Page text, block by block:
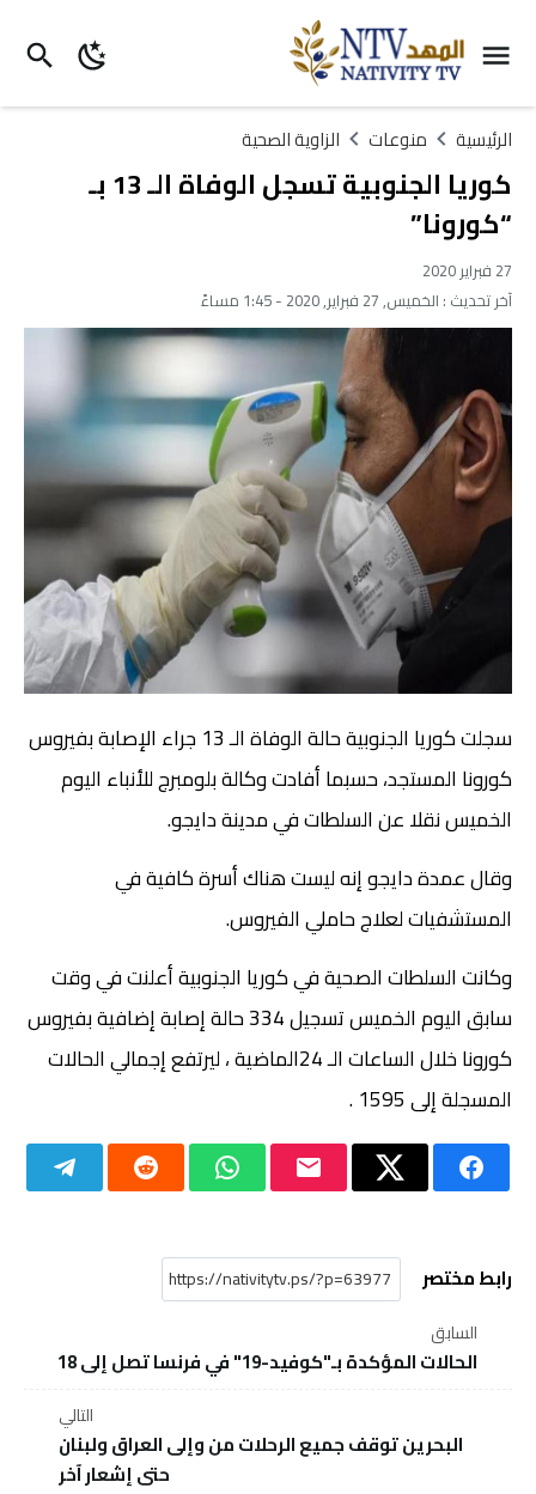
الرئيسية منوعات الزاوية الصحية
كوريا الجنوبية تسجل الوفاة الـ 13 بـ
“كورونا”
27 فبراير 2020
آخر تحديث : الخميس, 27 فبراير, 2020 - 1:45 مساءً
سجلت كوريا الجنوبية حالة الوفاة الـ 13 جراء الإصابة بفيروس
كورونا المستجد، حسبما أفادت وكالة بلومبرج للأنباء اليوم
الخميس نقلا عن السلطات في مدينة دايجو.
وقال عمدة دايجو إنه ليست هناك أسرة كافية في
المستشفيات لعلاج حاملي الفيروس.
وكانت السلطات الصحية في كوريا الجنوبية أعلنت في وقت
سابق اليوم الخميس تسجيل 334 حالة إصابة إضافية بفيروس
كورونا خلال الساعات الـ 24الماضية ، ليرتفع إجمالي الحالات
المسجلة إلى 1595 .
رابط مختصر
السابق
الحالات المؤكدة بـ"كوفيد-19" في فرنسا تصل إلى 18
التالي
البحرين توقف جميع الرحلات من وإلى العراق ولبنان
حتى إشعار آخر